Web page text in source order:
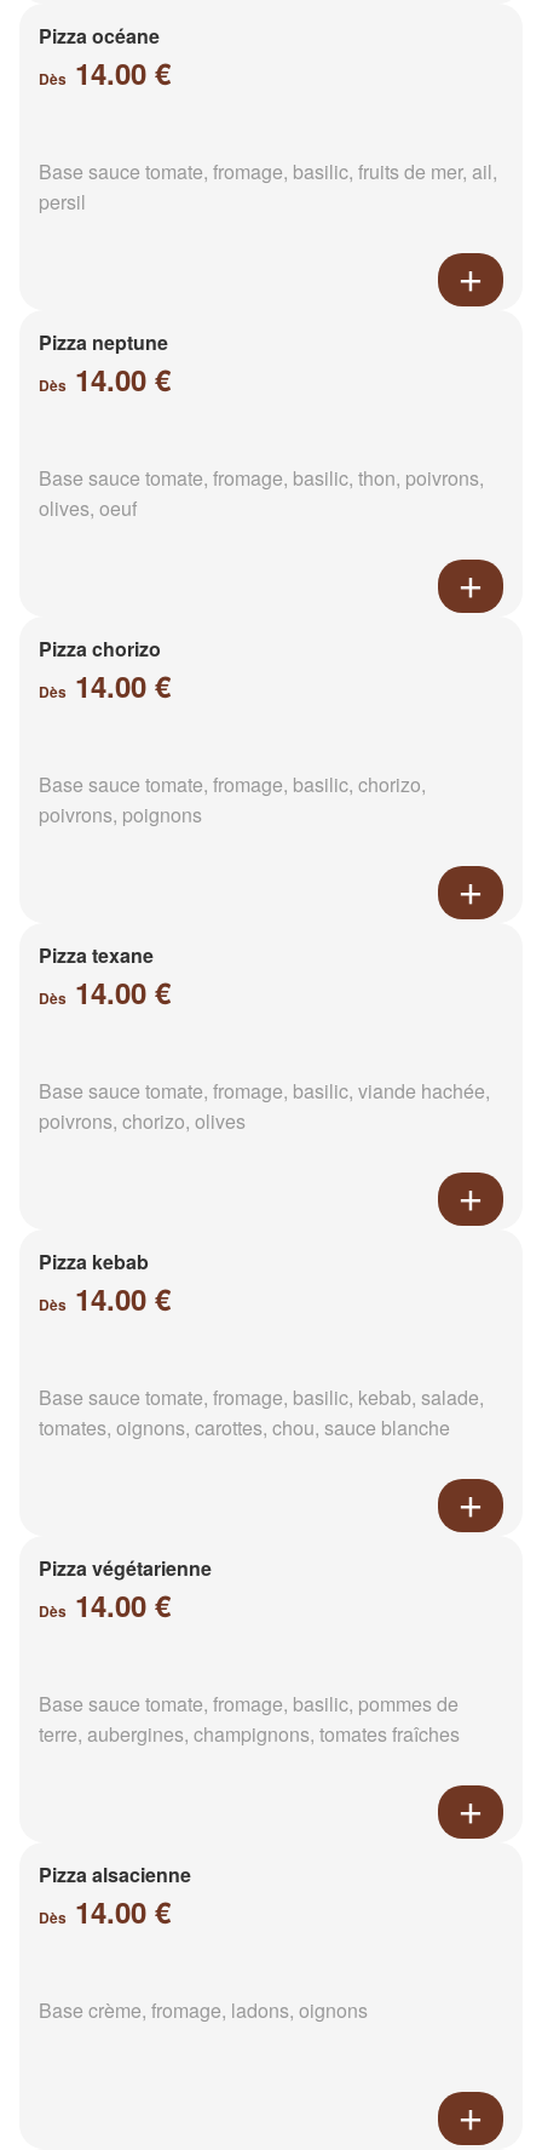
Pizza océane
Dès 14.00 €
Base sauce tomate, fromage, basilic, fruits de mer, ail,
persil
Pizza neptune
Dès 14.00 €
Base sauce tomate, fromage, basilic, thon, poivrons,
olives, oeuf
Pizza chorizo
Dès 14.00 €
Base sauce tomate, fromage, basilic, chorizo,
poivrons, poignons
Pizza texane
Dès 14.00 €
Base sauce tomate, fromage, basilic, viande hachée,
poivrons, chorizo, olives
Pizza kebab
Dès 14.00 €
Base sauce tomate, fromage, basilic, kebab, salade,
tomates, oignons, carottes, chou, sauce blanche
Pizza végétarienne
Dès 14.00 €
Base sauce tomate, fromage, basilic, pommes de
terre, aubergines, champignons, tomates fraîches
Pizza alsacienne
Dès 14.00 €
Base crème, fromage, ladons, oignons